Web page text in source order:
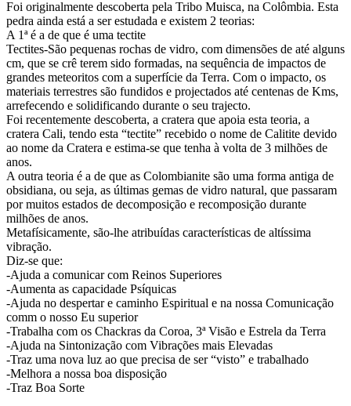
Foi originalmente descoberta pela Tribo Muisca, na Colômbia. Esta
pedra ainda está a ser estudada e existem 2 teorias:
A 1ª é a de que é uma tectite
Tectites-São pequenas rochas de vidro, com dimensões de até alguns
cm, que se crê terem sido formadas, na sequência de impactos de
grandes meteoritos com a superfície da Terra. Com o impacto, os
materiais terrestres são fundidos e projectados até centenas de Kms,
arrefecendo e solidificando durante o seu trajecto.
Foi recentemente descoberta, a cratera que apoia esta teoria, a
cratera Cali, tendo esta “tectite” recebido o nome de Calitite devido
ao nome da Cratera e estima-se que tenha à volta de 3 milhões de
anos.
A outra teoria é a de que as Colombianite são uma forma antiga de
obsidiana, ou seja, as últimas gemas de vidro natural, que passaram
por muitos estados de decomposição e recomposição durante
milhões de anos.
Metafísicamente, são-lhe atribuídas características de altíssima
vibração.
Diz-se que:
-Ajuda a comunicar com Reinos Superiores
-Aumenta as capacidade Psíquicas
-Ajuda no despertar e caminho Espiritual e na nossa Comunicação
comm o nosso Eu superior
-Trabalha com os Chackras da Coroa, 3ª Visão e Estrela da Terra
-Ajuda na Sintonização com Vibrações mais Elevadas
-Traz uma nova luz ao que precisa de ser “visto” e trabalhado
-Melhora a nossa boa disposição
-Traz Boa Sorte